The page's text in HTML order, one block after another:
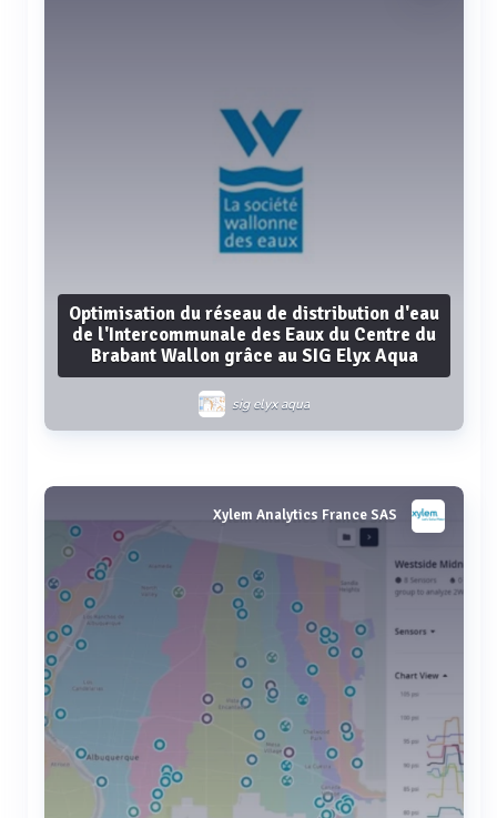
Optimisation du réseau de distribution d'eau
de l'Intercommunale des Eaux du Centre du
Brabant Wallon grâce au SIG Elyx Aqua
sig elyx aqua
Voir plus
Xylem Analytics France SAS